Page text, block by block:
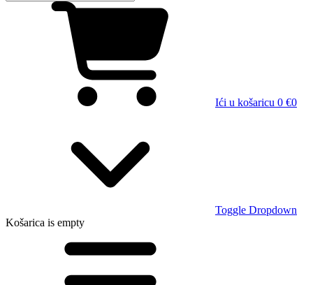
Ići u košaricu 0 €0
Toggle Dropdown
Košarica is empty